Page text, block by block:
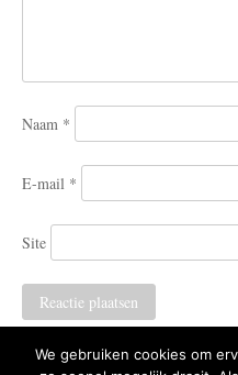
Naam *
E-mail *
Site
We gebruiken cookies om